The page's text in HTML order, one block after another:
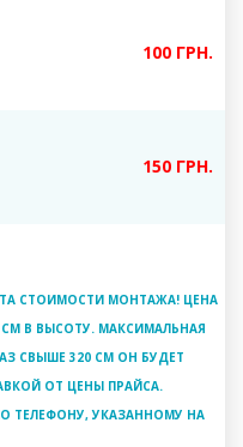
100 ГРН.
150 ГРН.
СТОИМОСТИ МОНТАЖА! ЦЕНА
В ВЫСОТУ. МАКСИМАЛЬНАЯ
СВЫШЕ 320 СМ ОН БУДЕТ
ОТ ЦЕНЫ ПРАЙСА.
ТЕЛЕФОНУ, УКАЗАННОМУ НА